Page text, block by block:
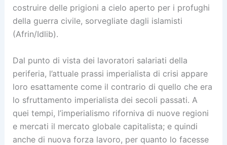
costruire delle prigioni a cielo aperto per i profughi
della guerra civile, sorvegliate dagli islamisti
(Afrin/Idlib).
Dal punto di vista dei lavoratori salariati della
periferia, l’attuale prassi imperialista di crisi appare
loro esattamente come il contrario di quello che era
lo sfruttamento imperialista dei secoli passati. A
quei tempi, l’imperialismo riforniva di nuove regioni
e mercati il mercato globale capitalista; e quindi
anche di nuova forza lavoro, per quanto lo facesse